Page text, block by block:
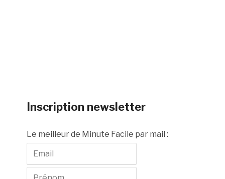
Inscription newsletter
Le meilleur de Minute Facile par mail :